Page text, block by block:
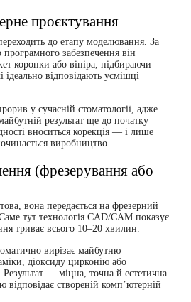
проєктування
до етапу моделювання. За
забезпечення він
коронки або вініра, підбираючи
ідеально відповідають усмішці
у сучасній стоматології, адже
результат ще до початку
вноситься корекція — і лише
виробництво.
(фрезерування або
вона передається на фрезерний
тут технологія CAD/CAM показує
триває всього 10–20 хвилин.
вирізає майбутню
діоксиду цирконію або
Результат — міцна, точна й естетична
відповідає створеній комп’ютерній